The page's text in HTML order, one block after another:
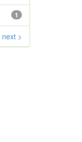
1
next >